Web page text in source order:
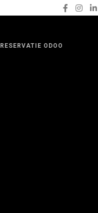
RESERVATIE ODOO